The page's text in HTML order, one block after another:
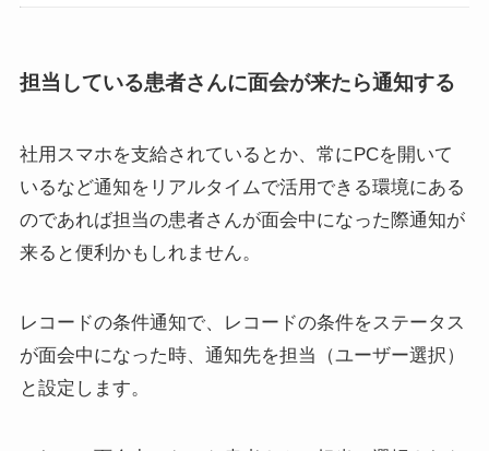
担当している患者さんに面会が来たら通知する
社用スマホを支給されているとか、常にPCを開いて
いるなど通知をリアルタイムで活用できる環境にある
のであれば担当の患者さんが面会中になった際通知が
来ると便利かもしれません。
レコードの条件通知で、レコードの条件をステータス
が面会中になった時、通知先を担当（ユーザー選択）
と設定します。